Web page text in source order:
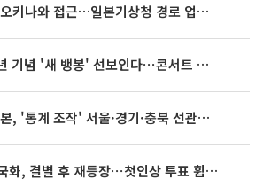
태풍 '돌핀' 오키나와 접근…일본기상청 경로 업데이트
빅뱅, 20주년 기념 '새 뱅봉' 선보인다⋯콘서트 앞두고 팝업 개최
'통계 조작' 서울·경기·충북 선관위 등 추가 압수수색
‘나솔사계’ 국화, 결별 후 재등장⋯첫인상 투표 휩쓸고 ‘인기녀’ 등극